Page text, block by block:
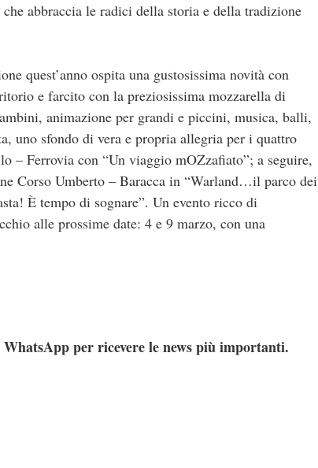
abbraccia le radici della storia e della tradizione
quest’anno ospita una gustosissima novità con
e farcito con la preziosissima mozzarella di
animazione per grandi e piccini, musica, balli,
uno sfondo di vera e propria allegria per i quattro
– Ferrovia con “Un viaggio mOZzafiato”; a seguire,
Corso Umberto – Baracca in “Warland…il parco dei
È tempo di sognare”. Un evento ricco di
alle prossime date: 4 e 9 marzo, con una
per ricevere le news più importanti.